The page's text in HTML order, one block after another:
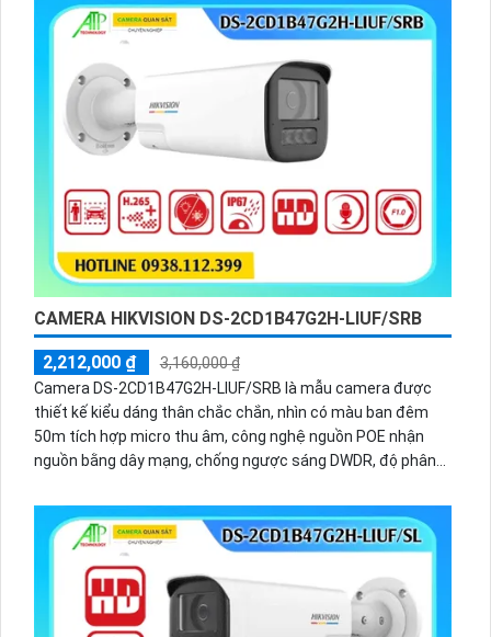
CAMERA HIKVISION DS-2CD1B47G2H-LIUF/SRB
2,212,000 ₫
3,160,000 ₫
Camera DS-2CD1B47G2H-LIUF/SRB là mẫu camera được
thiết kế kiểu dáng thân chắc chắn, nhìn có màu ban đêm
50m tích hợp micro thu âm, công nghệ nguồn POE nhận
nguồn bằng dây mạng, chống ngược sáng DWDR, độ phân